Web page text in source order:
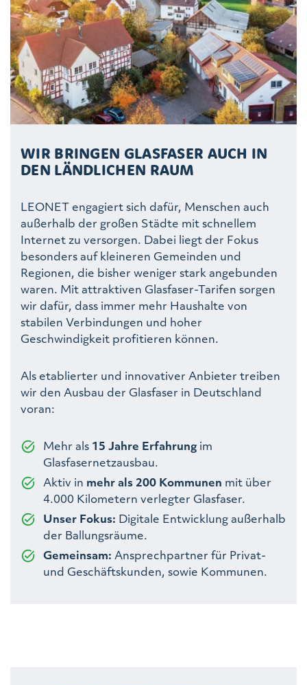
WIR BRINGEN GLASFASER AUCH IN
DEN LÄNDLICHEN RAUM
LEONET engagiert sich dafür, Menschen auch
außerhalb der großen Städte mit schnellem
Internet zu versorgen. Dabei liegt der Fokus
besonders auf kleineren Gemeinden und
Regionen, die bisher weniger stark angebunden
waren. Mit attraktiven Glasfaser-Tarifen sorgen
wir dafür, dass immer mehr Haushalte von
stabilen Verbindungen und hoher
Geschwindigkeit profitieren können.
Als etablierter und innovativer Anbieter treiben
wir den Ausbau der Glasfaser in Deutschland
voran:
Mehr als 15 Jahre Erfahrungim
Glasfasernetzausbau.
Aktiv in mehr als 200 Kommunen mit über
4.000 Kilometern verlegter Glasfaser.
Unser Fokus: Digitale Entwicklung außerhalb
der Ballungsräume.
Gemeinsam: Ansprechpartner für Privat-
und Geschäftskunden, sowie Kommunen.